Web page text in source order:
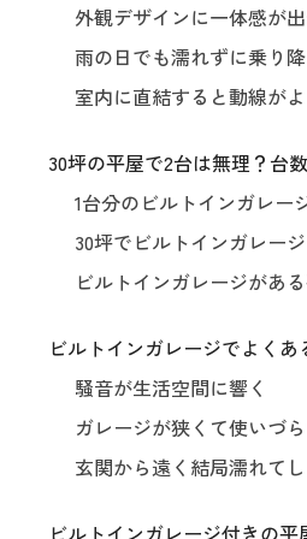
外観デザインに一体感が
雨の日でも濡れずに乗り
室内に直結すると動線が
30坪の平屋で2台は無理？台
1台分のビルトインガレー
30坪でビルトインガレー
ビルトインガレージがあ
ビルトインガレージでよく
騒音が生活空間に響く
ガレージが狭くて使いづ
玄関から遠く結局濡れて
ビルトインガレージ付きの